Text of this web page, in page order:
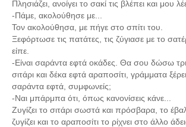
Πλησιάζει, ανοίγει το σακί τις βλέπει και μου
-Πάμε, ακολούθησε με...
Τον ακολούθησα, με πήγε στο σπίτι του.
Ξεφόρτωσε τις πατάτες, τις ζύγιασε με το
είπε.
-Είναι σαράντα εφτά οκάδες. Θα σου δώσω
σιτάρι και δέκα εφτά αραποσίτι, γράμματα
σαράντα εφτά, συμφωνείς;
-Ναι μπάρμπα ότι, όπως κανονίσεις κάνε...
Ζυγίζει το σιτάρι σωστά και πρόσβαρα, το
ζυγίζει και το αραποσίτι το ρίχνει στο άλλο